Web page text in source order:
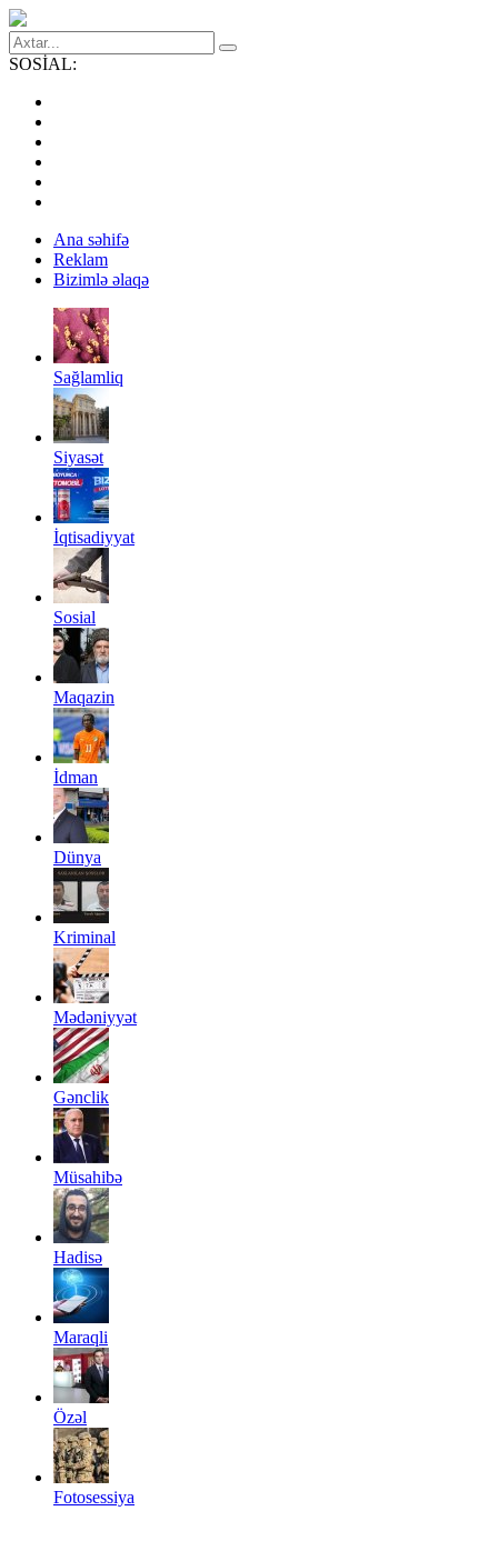
SOSİAL:
Ana səhifə
Reklam
Bizimlə əlaqə
Sağlamliq
Siyasət
İqtisadiyyat
Sosial
Maqazin
İdman
Dünya
Kriminal
Mədəniyyət
Gənclik
Müsahibə
Hadisə
Maraqli
Özəl
Fotosessiya